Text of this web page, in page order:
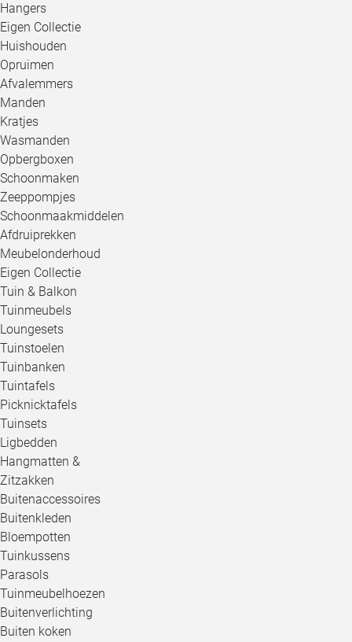
Hangers
Eigen Collectie
Huishouden
Opruimen
Afvalemmers
Manden
Kratjes
Wasmanden
Opbergboxen
Schoonmaken
Zeeppompjes
Schoonmaakmiddelen
Afdruiprekken
Meubelonderhoud
Eigen Collectie
Tuin & Balkon
Tuinmeubels
Loungesets
Tuinstoelen
Tuinbanken
Tuintafels
Picknicktafels
Tuinsets
Ligbedden
Hangmatten &
Zitzakken
Buitenaccessoires
Buitenkleden
Bloempotten
Tuinkussens
Parasols
Tuinmeubelhoezen
Buitenverlichting
Buiten koken